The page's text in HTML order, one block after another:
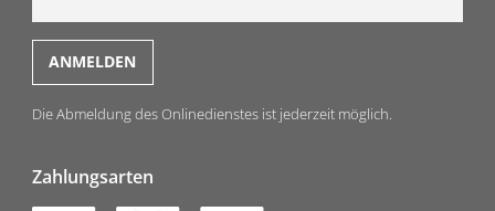
Die Abmeldung des Onlinedienstes ist jederzeit möglich.
Zahlungsarten